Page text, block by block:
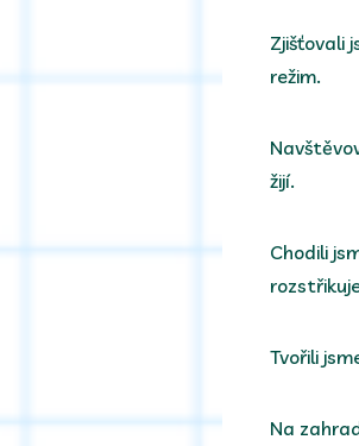
Zjišťovali
režim.
žijí.
Chodili
Tvořili
Na